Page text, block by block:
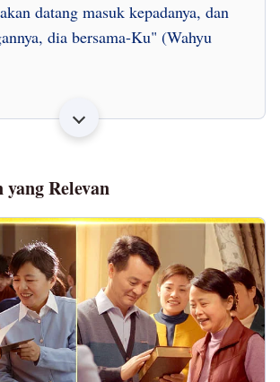
datang masuk kepadanya, dan
dia bersama-Ku" (Wahyu
Relevan